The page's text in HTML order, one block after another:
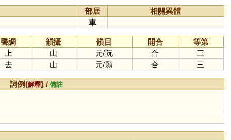
部居
相關異體
車
聲調 韻攝 韻目 開合
等第
上 山 元/阮 合
三
去 山 元/願 合 三
詞例(解釋) /備註